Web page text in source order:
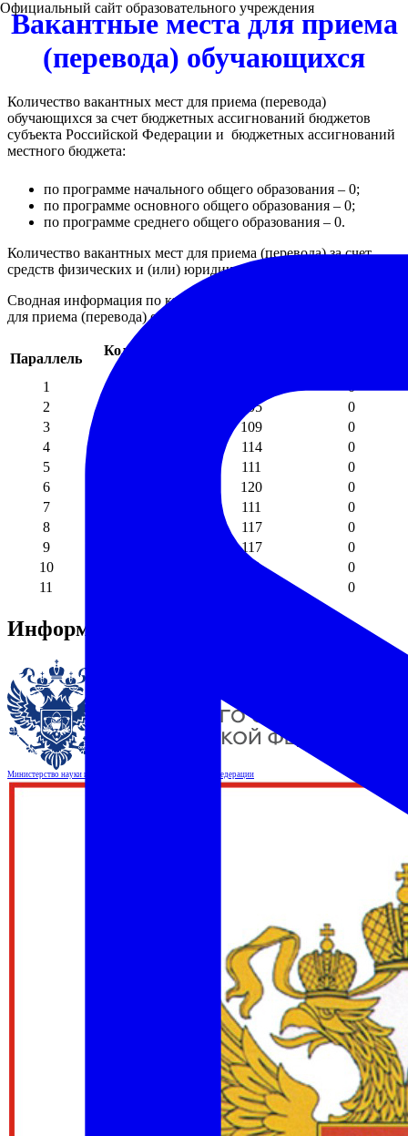
Официальный сайт образовательного учреждения
Вакантные места для приема
(перевода) обучающихся
Количество вакантных мест для приема (перевода)
обучающихся за счет бюджетных ассигнований бюджетов
субъекта Российской Федерации и бюджетных ассигнований
местного бюджета:
по программе начального общего образования – 0;
по программе основного общего образования – 0;
по программе среднего общего образования – 0.
Количество вакантных мест для приема (перевода) за счет
средств физических и (или) юридических лиц - 0.
Сводная информация по количеству вакантных мест
для приема (перевода) обучающихся
Параллель
Количество
классов
1
0
2
105
0
3
109
0
4
114
0
5
111
0
6
120
0
7
111
0
8
117
0
9
117
0
10
87
0
11
0
Информационные ресурсы
Министерство науки и высшего образования Российской Федерации